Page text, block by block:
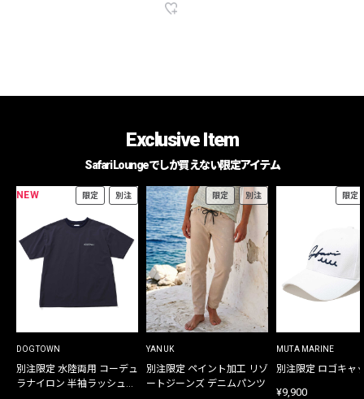
Exclusive Item
Safari Loungeでしか買えない限定アイテム
NEW 限定 別注
DOGTOWN
別注限定 水陸両用 コーデュ
ラナイロン 半袖ラッシュガ
限定 別注
YANUK
別注限定 ペイント加工 リゾ
ートジーンズ デニムパンツ
限定
MUTA MARINE
別注限定 ロゴキャ
¥9,900